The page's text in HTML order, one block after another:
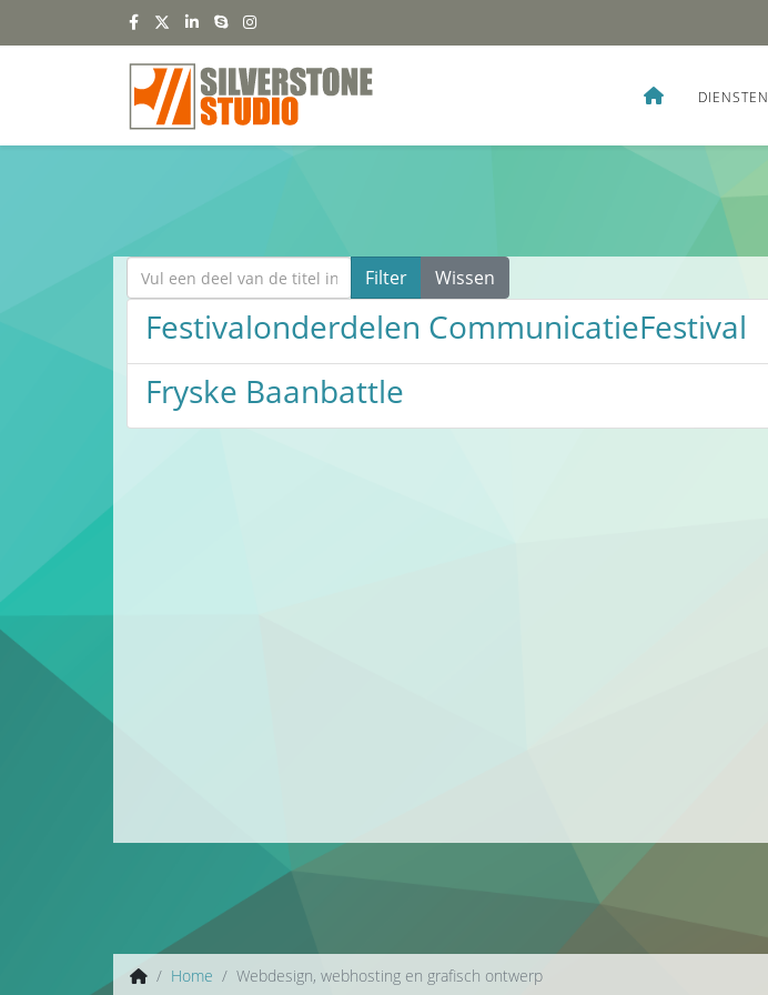
DIENSTEN
Vul een deel van de titel in Filter Wissen
Festivalonderdelen CommunicatieFestival
Fryske Baanbattle
Home Webdesign, webhosting en grafisch ontwerp